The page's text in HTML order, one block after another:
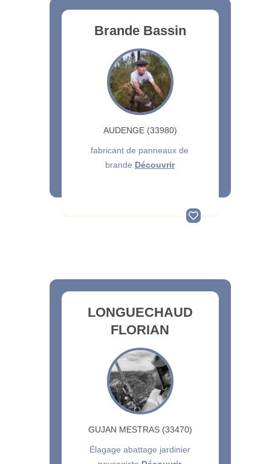
Brande Bassin
AUDENGE (33980)
fabricant de panneaux de
brande Découvrir
LONGUECHAUD
FLORIAN
GUJAN MESTRAS (33470)
Élagage abattage jardinier